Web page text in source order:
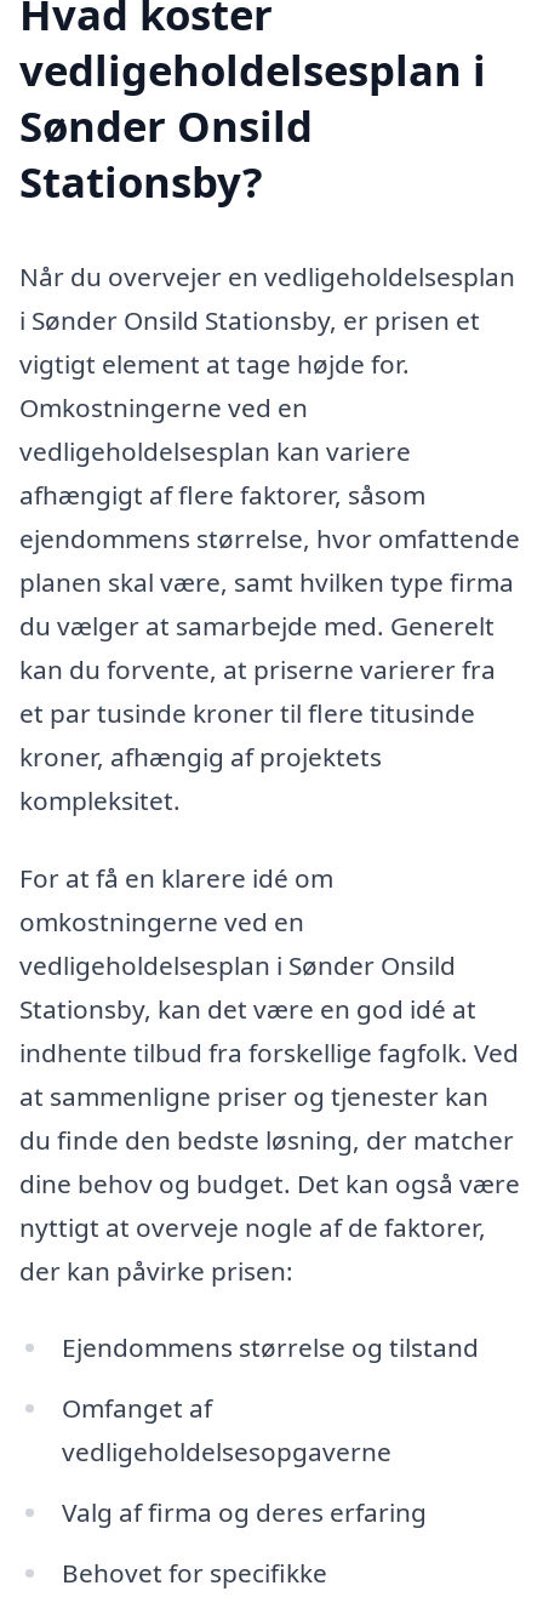
Hvad koster
vedligeholdelsesplan i
Sønder Onsild
Stationsby?
Når du overvejer en vedligeholdelsesplan
i Sønder Onsild Stationsby, er prisen et
vigtigt element at tage højde for.
Omkostningerne ved en
vedligeholdelsesplan kan variere
afhængigt af flere faktorer, såsom
ejendommens størrelse, hvor omfattende
planen skal være, samt hvilken type firma
du vælger at samarbejde med. Generelt
kan du forvente, at priserne varierer fra
et par tusinde kroner til flere titusinde
kroner, afhængig af projektets
kompleksitet.
For at få en klarere idé om
omkostningerne ved en
vedligeholdelsesplan i Sønder Onsild
Stationsby, kan det være en god idé at
indhente tilbud fra forskellige fagfolk. Ved
at sammenligne priser og tjenester kan
du finde den bedste løsning, der matcher
dine behov og budget. Det kan også være
nyttigt at overveje nogle af de faktorer,
der kan påvirke prisen:
Ejendommens størrelse og tilstand
Omfanget af
vedligeholdelsesopgaverne
Valg af firma og deres erfaring
Behovet for specifikke